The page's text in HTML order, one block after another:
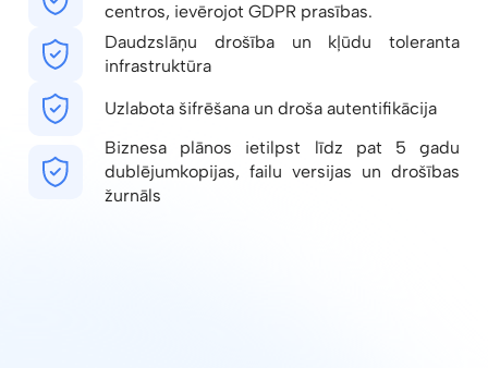
centros, ievērojot GDPR prasības.
Daudzslāņu drošība un kļūdu toleranta
infrastruktūra
Uzlabota šifrēšana un droša autentifikācija
Biznesa plānos ietilpst līdz pat 5 gadu
dublējumkopijas, failu versijas un drošības
žurnāls